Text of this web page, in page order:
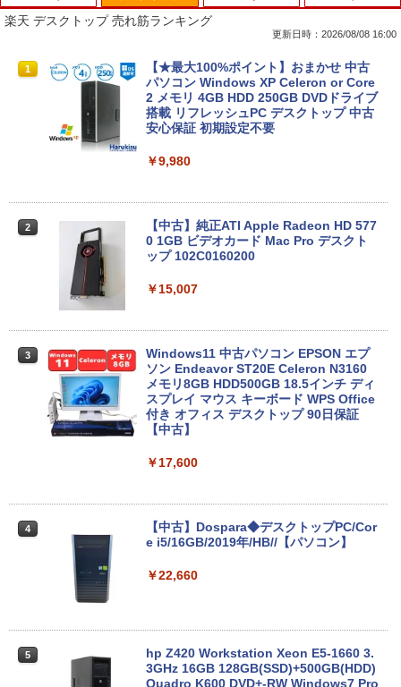
1
中古パソコン | Dell | Latitude 3590 | Wi
ndows11 | ノートPC | 一年保証 | 第8世
代 | Core i5 8250U 1.6(〜最大3.4)GHz |
MEM:8GB | SSD:256GB(新品) | 光学ド
ライブ:非搭載 | 無線LAN:あり | Webカ
Cアダプター付属
【中古】 マウスコンピューター m-Book
me Wi-Fi 長期保証 [95023]
【超軽量2in1 タッチパネル】中古 ノー
トパソコン TOSHIBA 型落ち dynabook
VC72 第7世代 Core i5 メモリ8GB SSD2
56GB 12.5型フルHD Windows11 MS Of
oth Type-C USB3.0 安心保証
OK U938/第7世代 Core i5/メモリ:4GB/8
中古PC 中古ノートパソコン Windows11
￥16,800
楽天 デスクトップ 売れ筋ランキング
更新日時：2026/08/08 16:00
1
【★最大100%ポイント】おまかせ 中古
パソコン Windows XP Celeron or Core
2 メモリ 4GB HDD 250GB DVDドライブ
搭載 リフレッシュPC デスクトップ 中古
安心保証 初期設定不要
￥9,980
2
【中古】純正ATI Apple Radeon HD 577
0 1GB ビデオカード Mac Pro デスクト
ップ 102C0160200
￥15,007
3
Windows11 中古パソコン EPSON エプ
ソン Endeavor ST20E Celeron N3160
メモリ8GB HDD500GB 18.5インチ ディ
スプレイ マウス キーボード WPS Office
付き オフィス デスクトップ 90日保証
【中古】
￥17,600
4
【中古】Dospara◆デスクトップPC/Cor
e i5/16GB/2019年/HB//【パソコン】
￥22,660
5
hp Z420 Workstation Xeon E5-1660 3.
3GHz 16GB 128GB(SSD)+500GB(HDD)
Quadro K600 DVD+-RW Windows7 Pro